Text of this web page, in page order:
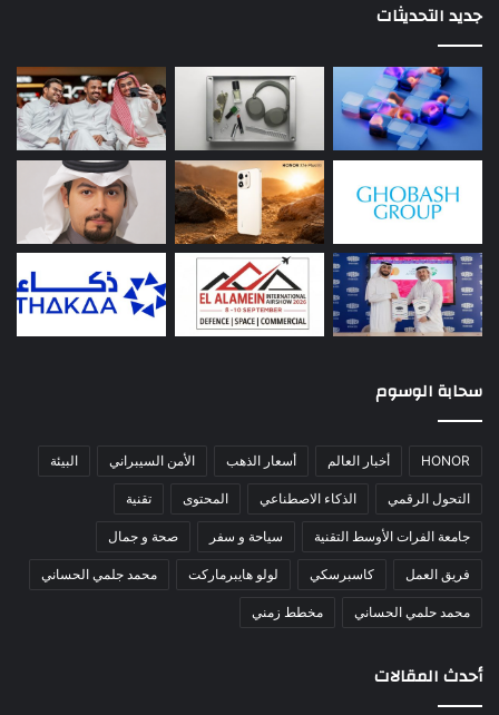
جديد التحديثات
سحابة الوسوم
HONOR أخبار العالم أسعار الذهب الأمن السيبراني البيئة
التحول الرقمي الذكاء الاصطناعي المحتوى تقنية
جامعة الفرات الأوسط التقنية سياحة و سفر صحة و جمال
فريق العمل كاسبرسكي لولو هايبرماركت محمد جلمي الحساني
محمد حلمي الحساني مخطط زمني
أحدث المقالات